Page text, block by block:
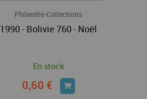
Philatélie-Collections
1990 - Bolivie 760 - Noël
En stock
0,60 €